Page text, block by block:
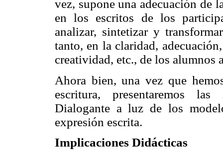
vez, supone una adecuación de
en los escritos de los
analizar, sintetizar y
tanto, en la claridad,
creatividad, etc., de los alumnos
Ahora bien, una vez que
escritura, presentaremos
Dialogante a luz de los
expresión escrita.
Implicaciones Didácticas